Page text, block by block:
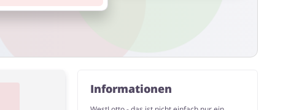
Informationen